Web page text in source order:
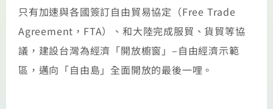
只有加速與各國簽訂自由貿易協定（Free Trade
Agreement，FTA）、和大陸完成服貿、貨貿等協
議，建設台灣為經濟「開放櫥窗」–自由經濟示範
區，邁向「自由島」全面開放的最後一哩。